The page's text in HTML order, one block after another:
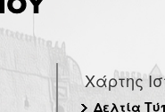
Χάρτης
Δελτία